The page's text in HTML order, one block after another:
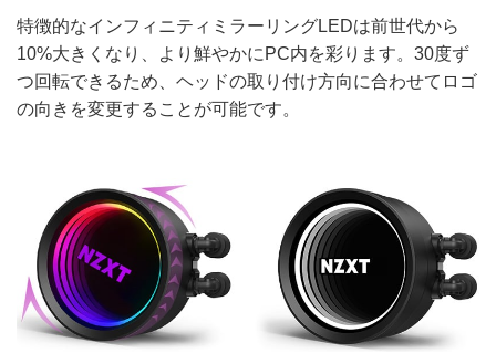
特徴的なインフィニティミラーリングLEDは前世代から
10%大きくなり、より鮮やかにPC内を彩ります。30度ず
つ回転できるため、ヘッドの取り付け方向に合わせてロゴ
の向きを変更することが可能です。